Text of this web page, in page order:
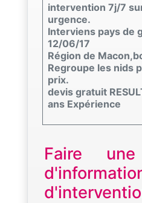
intervention 7j/7
urgence.
Interviens pays de
12/06/17
Région de
Regroupe les nids
prix.
devis gratuit
ans Expérience
Faire une